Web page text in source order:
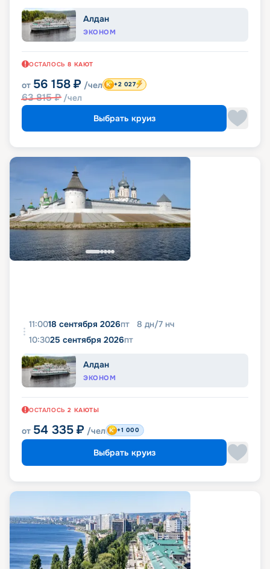
Алдан
ЭКОНОМ
ОСТАЛОСЬ 8 КАЮТ
от 56 158 ₽ /чел
63 815₽ /чел
+2 027
Выбрать круиз
11:0018 сентября 2026пт 8 дн/7 нч
10:3025 сентября 2026пт
Алдан
ЭКОНОМ
ОСТАЛОСЬ 2 КАЮТЫ
от 54 335 ₽ /чел +1 000
Выбрать круиз